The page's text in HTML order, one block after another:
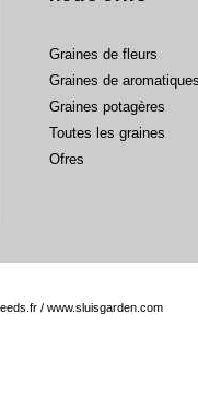
Graines de fleurs
Graines de aromatiques
Graines potagères
Toutes les graines
Ofres
/ www.sluisgarden.com